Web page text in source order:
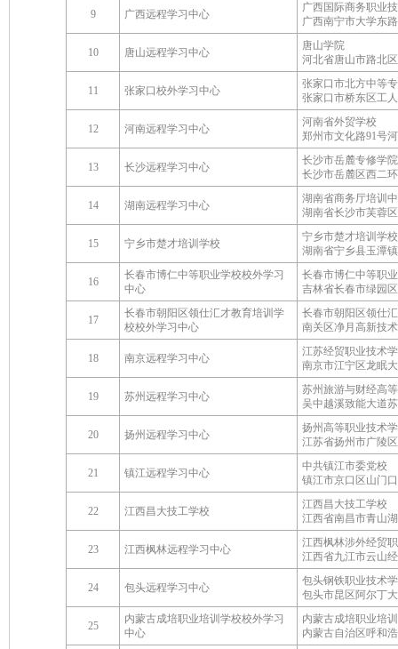
9 广西远程学习中心
广西国际商务职业
广西南宁市大学东
10 唐山远程学习中心
唐山学院
河北省唐山市路北
11 张家口校外学习中心
张家口市北方中等
张家口市桥东区工
12 河南远程学习中心
河南省外贸学校
郑州市文化路91号
13 长沙远程学习中心
长沙市岳麓专修学院
长沙市岳麓区西二
14 湖南远程学习中心
湖南省商务厅培训
湖南省长沙市芙蓉
15 宁乡市楚才培训学校
宁乡市楚才培训学校
湖南省宁乡县玉潭
16
长春市博仁中等职业学校校外学习
中心
长春市博仁中等职
吉林省长春市绿园
17
长春市朝阳区领仕汇才教育培训学
校校外学习中心
长春市朝阳区领仕
南关区净月高新技
18 南京远程学习中心
江苏经贸职业技术
南京市江宁区龙眠
19 苏州远程学习中心
苏州旅游与财经高
吴中越溪致能大道
20 扬州远程学习中心
扬州高等职业技术
江苏省扬州市广陵
21 镇江远程学习中心
中共镇江市委党校
镇江市京口区山门
22 江西昌大技工学校
江西昌大技工学校
江西省南昌市青山
23 江西枫林远程学习中心
江西枫林涉外经贸
江西省九江市云山
24 包头远程学习中心
包头钢铁职业技术
包头市昆区阿尔丁
25
内蒙古成培职业培训学校校外学习
中心
内蒙古成培职业培
内蒙古自治区呼和